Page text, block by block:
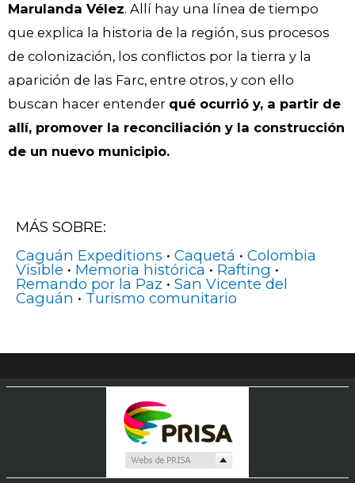
Marulanda Vélez. Allí hay una línea de tiempo
que explica la historia de la región, sus procesos
de colonización, los conflictos por la tierra y la
aparición de las Farc, entre otros, y con ello
buscan hacer entender qué ocurrió y, a partir de
allí, promover la reconciliación y la construcción
de un nuevo municipio.
MÁS SOBRE:
Caguán Expeditions • Caquetá • Colombia
Visible • Memoria histórica • Rafting •
Remando por la Paz • San Vicente del
Caguán • Turismo comunitario